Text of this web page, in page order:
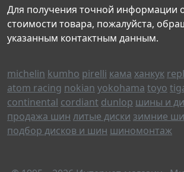
Для получения точной информации
стоимости товара, пожалуйста,
указанным контактным данным.
michelin kumho pirelli кама ханкук
atom racing nokian yokohama toyo
continental cordiant dunlop шины и
продажа шин литые диски зимние
подбор дисков и шин шиномонтаж